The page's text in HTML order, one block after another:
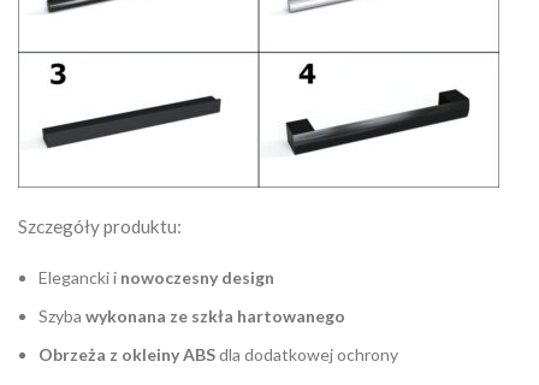
Szczegóły produktu:
Elegancki i nowoczesny design
Szyba wykonana ze szkła hartowanego
Obrzeża z okleiny ABSdla dodatkowej ochrony